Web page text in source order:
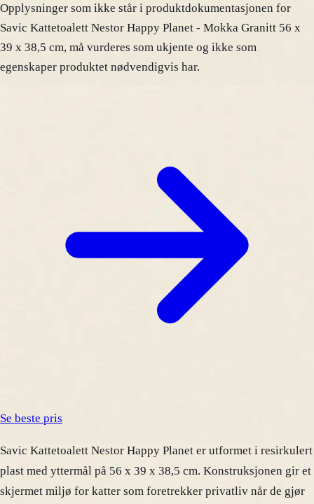
Opplysninger som ikke står i produktdokumentasjonen for
Savic Kattetoalett Nestor Happy Planet - Mokka Granitt 56 x
39 x 38,5 cm, må vurderes som ukjente og ikke som
egenskaper produktet nødvendigvis har.
Se beste pris
Savic Kattetoalett Nestor Happy Planet er utformet i resirkulert
plast med yttermål på 56 x 39 x 38,5 cm. Konstruksjonen gir et
skjermet miljø for katter som foretrekker privatliv når de gjør